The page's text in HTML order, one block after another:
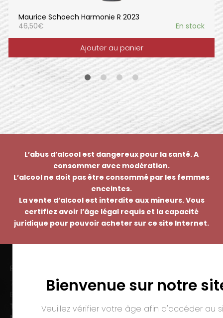
Maurice Schoech Harmonie R 2023
46,50€ En stock
Ajouter au panier
L’abus d’alcool est dangereux pour la santé. A
consommer avec modération.
L’alcool ne doit pas être consommé par les femmes
enceintes.
La vente d’alcool est interdite aux mineurs. Vous
certifiez avoir l’âge légal requis et la capacité
juridique pour pouvoir acheter sur ce site Internet.
Bienvenue sur notre
Veuillez vérifier votre âge afin d'accéder au
EMMANUEL NASTI
7 avenue Pierre Pflimlin – ZAC Espale
Tél. :
03 89 46 50 35